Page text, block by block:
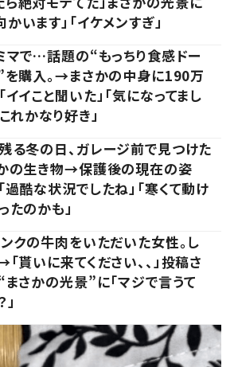
います」「イケメンすぎ」
マで…話題の“もっちり食感ドー
を購入。→まさかの中身に190万
イイこと聞いた」「気になってまし
これかなり好き」
る冬の日、ガレージ前で見つけた
の生き物→保護後の現在の姿
過酷な状況でしたね」「寒くて動け
たのかも」
クの牛肉をいただいた女性。し
貰いに来てください、、」投稿さ
さかの光景”に「マジで言うて